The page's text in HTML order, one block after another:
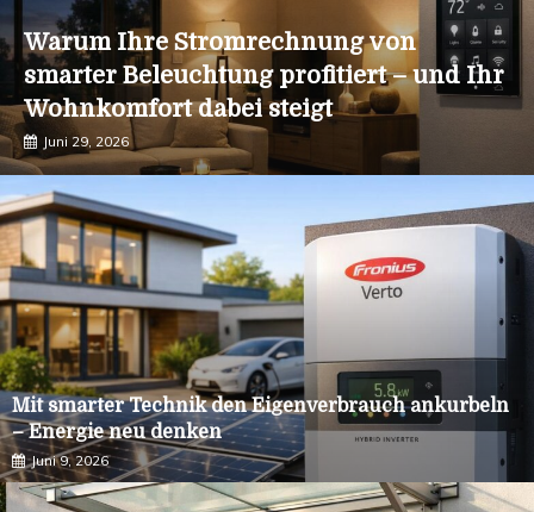
Warum Ihre Stromrechnung von
smarter Beleuchtung profitiert – und Ihr
Wohnkomfort dabei steigt
Juni 29, 2026
Mit smarter Technik den Eigenverbrauch ankurbeln
– Energie neu denken
Juni 9, 2026